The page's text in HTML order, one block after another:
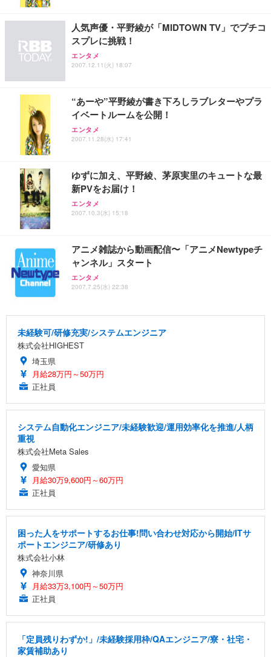
レスト 3Dヘッドレスト ハンガー付き 高反発クッシ
ョン PCチェア 通気性メッシュ ゲーミング/勉強/事
務用 おしゃれ パソコンチェア (ホワイト)
￥7,680
ANDWINT オフィスチェア デスクチェア 肘なし メ
ト 幅52×奥行58.5×高さ84～96cm テレワーク 在宅
勤務 ブラック
￥4,139
応 ComfortView ビジネス向け
￥15,800
【MiniLED/24.5inch/280Hz/FHD】GRAPHT THE S
像低減 (3年保証 | 輝点保証 | 日本メーカー)
￥34,980
￥3,670
アイリスオーヤマ ペットシーツ 超厚型 お徳用 レギ
￥3,731
人気声優・平野綾が「MIDTOWN TV」でプチコ
スプレに挑戦！
エンタメ
2007.12.11(火) 18:07
“あーや”平野綾が書き下ろしラブレターやプラ
イベートルームを公開！
エンタメ
2007.11.28(水) 17:41
ゆずに加え、平野綾、茅原実里のキュートな最
新PVをお届け！
エンタメ
2007.10.3(水) 15:18
アニメ雑誌から動画配信〜「アニメNewtypeチ
ャンネル」スタート
エンタメ
2007.7.25(水) 22:38
未経験可/研修充実/システムエンジニア
株式会社HIGHEST
埼玉県
月給28万円～50万円
正社員
システム自動化エンジニア/未経験歓迎/運用効率化を推進/人柄
重視
株式会社Meta Sales
愛知県
月給30万9,600円～60万円
正社員
困った人をサポートするお仕事!問い合わせ対応から開始/ITサ
ポートエンジニア/研修あり
株式会社小林
神奈川県
月給33万3,100円～50万円
正社員
「定員残りわずか!」/未経験採用枠/QAエンジニア/寮・社宅・
家賃補助あり